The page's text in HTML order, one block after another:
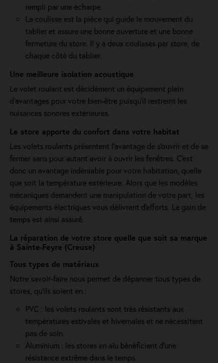
rempli par une écharpe.
La coulisse est la pièce qui guide le mouvement du
tablier et assure une bonne ouverture et une bonne
fermeture du store. Il y a deux coulisses par store, de
chaque côté du tablier.
Une meilleure isolation acoustique
Le volet roulant est décidément un équipement plein
d'avantages pour votre bien-être puisqu'il restreint les
nuisances sonores extérieures.
Le store apporte du confort dans votre habitat
Les volets roulants présentent l'avantage de s'ouvrir et de se
fermer sans pour autant avoir à ouvrir les fenêtres. C'est
donc un avantage indéniable pour votre habitation, quelle
que soit la température extérieure. Alors que les modèles
mécaniques demandent une manipulation de votre part, les
équipements électriques vous délivrent d'efforts. Le gain de
temps est ainsi assuré.
La réparation de votre store quelle que soit sa marque
à Sainte-Feyre (Creuse)
Tous types de matériaux
Notre savoir-faire nous permet de dépanner tous types de
stores, qu'ils soient en :
PVC : les volets roulants sont très résistants aux
températures estivales et hivernales et ne nécessitent
pas de soin.
Aluminium : les stores en alu bénéficient d'une
résistance extrême dans le temps.